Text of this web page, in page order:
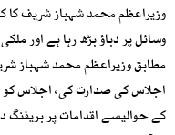
وزیراعظم محمد شہباز شریف
وسائل پر دباؤ بڑھ رہا ہے اور
مطابق وزیراعظم محمد شہباز
اجلاس کی صدارت کی، اجلاس کو
کے حوالیسے اقدامات پر